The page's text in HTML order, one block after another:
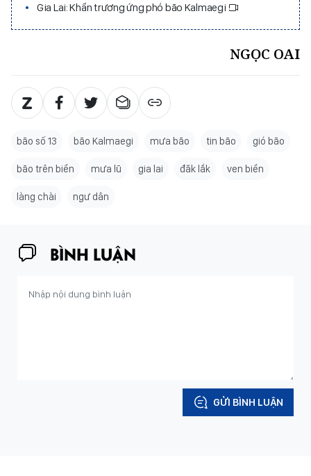
Gia Lai: Khẩn trương ứng phó bão Kalmaegi
NGỌC OAI
bão số 13 bão Kalmaegi mưa bão tin bão gió bão
bão trên biển mưa lũ gia lai đăk lắk ven biển
làng chài ngư dân
BÌNH LUẬN
GỬI BÌNH LUẬN